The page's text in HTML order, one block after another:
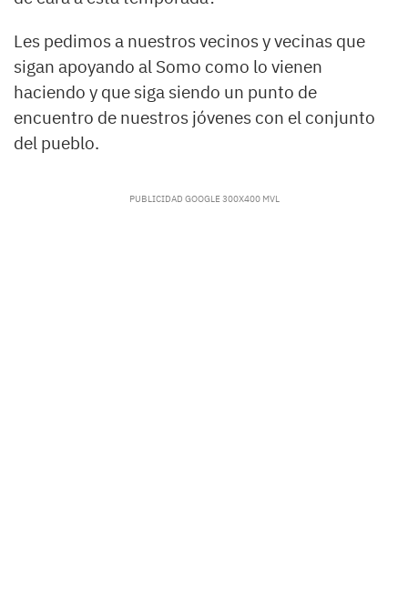
Les pedimos a nuestros vecinos y vecinas que
sigan apoyando al Somo como lo vienen
haciendo y que siga siendo un punto de
encuentro de nuestros jóvenes con el conjunto
del pueblo.